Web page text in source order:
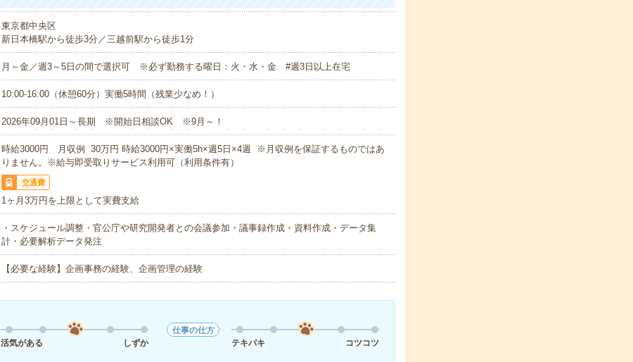
東京都中央区
新日本橋駅から徒歩3分／三越前駅から徒歩1分
月～金／週3～5日の間で選択可 ※必ず勤務する曜日：火・水・金 #週3日以上在宅
10:00-16:00（休憩60分）実働5時間（残業少なめ！）
2026年09月01日～長期 ※開始日相談OK ※9月～！
時給3000円 月収例 30万円 時給3000円×実働5h×週5日×4週 ※月収例を保証するものではあ
りません。※給与即受取りサービス利用可（利用条件有）
交通費
1ヶ月3万円を上限として実費支給
・スケジュール調整・官公庁や研究開発者との会議参加・議事録作成・資料作成・データ集
計・必要解析データ発注
【必要な経験】企画事務の経験、企画管理の経験
活気がある
しずか
仕事の仕方
テキパキ
コツコツ